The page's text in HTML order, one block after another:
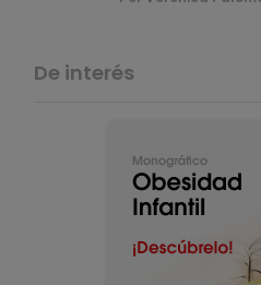
De interés